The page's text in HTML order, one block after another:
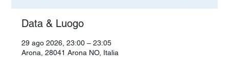
Data & Luogo
29 ago 2026, 23:00 – 23:05
Arona, 28041 Arona NO, Italia